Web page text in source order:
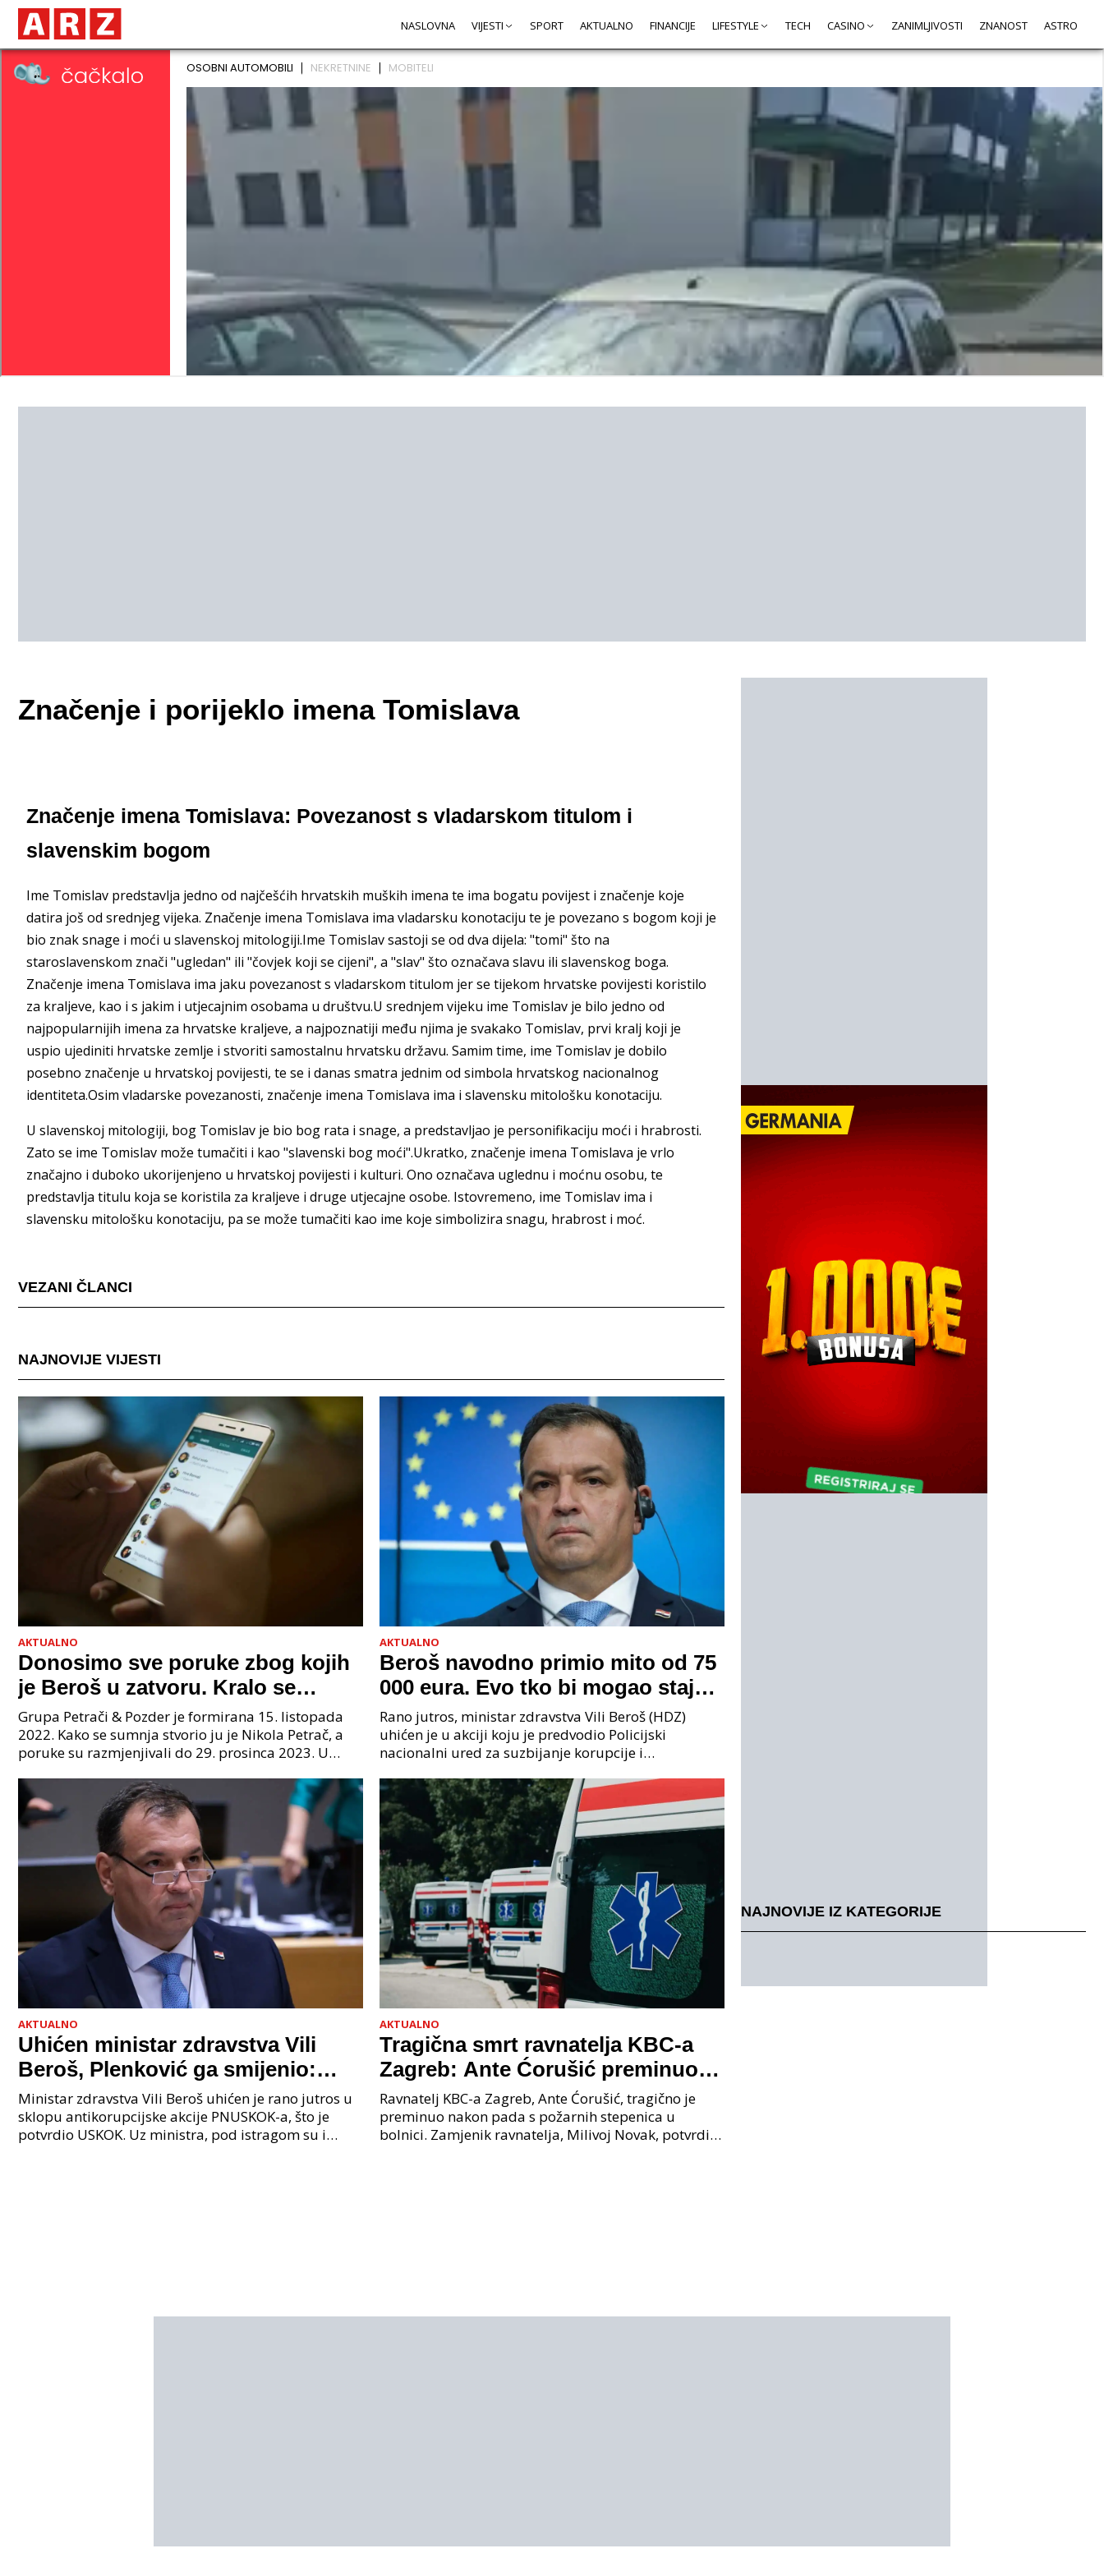
NASLOVNA VIJESTI SPORT AKTUALNO FINANCIJE LIFESTYLE TECH CASINO ZANIMLJIVOSTI ZNANOST ASTRO
Značenje i porijeklo imena Tomislava
Značenje imena Tomislava: Povezanost s vladarskom titulom i
slavenskim bogom
Ime Tomislav predstavlja jedno od najčešćih hrvatskih muških imena te ima bogatu povijest i značenje koje
datira još od srednjeg vijeka. Značenje imena Tomislava ima vladarsku konotaciju te je povezano s bogom koji je
bio znak snage i moći u slavenskoj mitologiji.Ime Tomislav sastoji se od dva dijela: "tomi" što na
staroslavenskom znači "ugledan" ili "čovjek koji se cijeni", a "slav" što označava slavu ili slavenskog boga.
Značenje imena Tomislava ima jaku povezanost s vladarskom titulom jer se tijekom hrvatske povijesti koristilo
za kraljeve, kao i s jakim i utjecajnim osobama u društvu.U srednjem vijeku ime Tomislav je bilo jedno od
najpopularnijih imena za hrvatske kraljeve, a najpoznatiji među njima je svakako Tomislav, prvi kralj koji je
uspio ujediniti hrvatske zemlje i stvoriti samostalnu hrvatsku državu. Samim time, ime Tomislav je dobilo
posebno značenje u hrvatskoj povijesti, te se i danas smatra jednim od simbola hrvatskog nacionalnog
identiteta.Osim vladarske povezanosti, značenje imena Tomislava ima i slavensku mitološku konotaciju.
U slavenskoj mitologiji, bog Tomislav je bio bog rata i snage, a predstavljao je personifikaciju moći i hrabrosti.
Zato se ime Tomislav može tumačiti i kao "slavenski bog moći".Ukratko, značenje imena Tomislava je vrlo
značajno i duboko ukorijenjeno u hrvatskoj povijesti i kulturi. Ono označava uglednu i moćnu osobu, te
predstavlja titulu koja se koristila za kraljeve i druge utjecajne osobe. Istovremeno, ime Tomislav ima i
slavensku mitološku konotaciju, pa se može tumačiti kao ime koje simbolizira snagu, hrabrost i moć.
VEZANI ČLANCI
NAJNOVIJE VIJESTI
AKTUALNO
Donosimo sve poruke zbog kojih
je Beroš u zatvoru. Kralo se
godinama. Tko će iz vlade biti
sljedeći uhićen?
Grupa Petrači & Pozder je formirana 15. listopada
2022. Kako se sumnja stvorio ju je Nikola Petrač, a
poruke su razmjenjivali do 29. prosinca 2023. U
AKTUALNO
Beroš navodno primio mito od 75
000 eura. Evo tko bi mogao stajati
na čelu zločinačkog udruženja
Rano jutros, ministar zdravstva Vili Beroš (HDZ)
uhićen je u akciji koju je predvodio Policijski
nacionalni ured za suzbijanje korupcije i
priopćenju USKOK
AKTUALNO
Uhićen ministar zdravstva Vili
Beroš, Plenković ga smijenio:
Istraga USKOK-a zbog korupcije
Ministar zdravstva Vili Beroš uhićen je rano jutros u
sklopu antikorupcijske akcije PNUSKOK-a, što je
potvrdio USKOK. Uz ministra, pod istragom su i
AKTUALNO
Tragična smrt ravnatelja KBC-a
Zagreb: Ante Ćorušić preminuo
nakon pada u bolnici, policija na
mjestu događaja
Ravnatelj KBC-a Zagreb, Ante Ćorušić, tragično je
preminuo nakon pada s požarnih stepenica u
bolnici. Zamjenik ravnatelja, Milivoj Novak, potvrdio
NAJNOVIJE IZ KATEGORIJE